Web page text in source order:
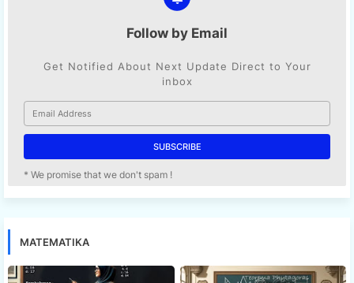
Follow by Email
Get Notified About Next Update Direct to Your
* We promise that we don't spam !